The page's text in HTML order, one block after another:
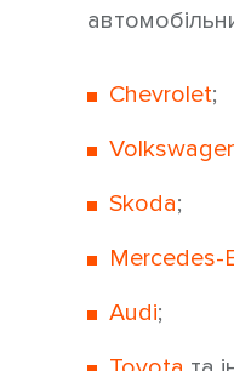
Chevrolet;
Skoda;
Mercedes-
Audi;